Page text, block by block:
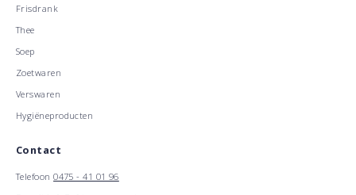
Frisdrank
Thee
Soep
Zoetwaren
Verswaren
Hygiëneproducten
Contact
Telefoon0475 - 41 01 96